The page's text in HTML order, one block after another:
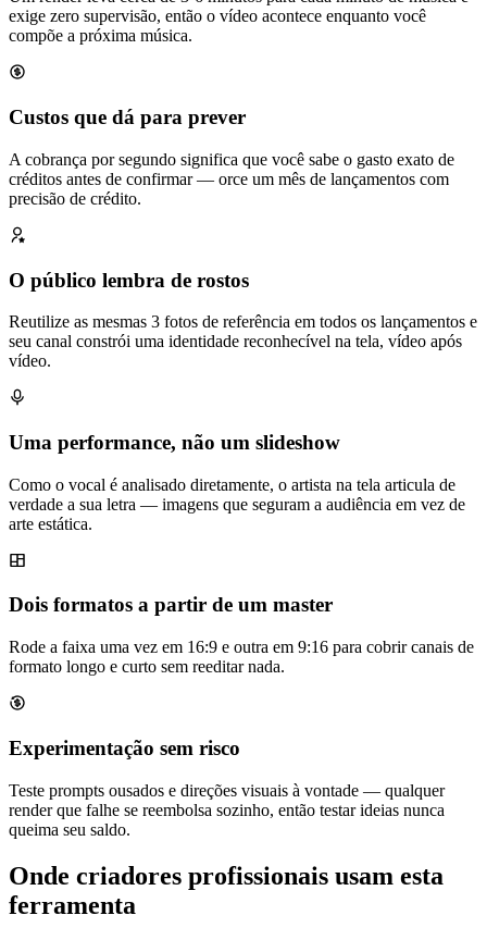
exige zero supervisão, então o vídeo acontece enquanto você
compõe a próxima música.
Custos que dá para prever
A cobrança por segundo significa que você sabe o gasto exato de
créditos antes de confirmar — orce um mês de lançamentos com
precisão de crédito.
O público lembra de rostos
Reutilize as mesmas 3 fotos de referência em todos os lançamentos e
seu canal constrói uma identidade reconhecível na tela, vídeo após
vídeo.
Uma performance, não um slideshow
Como o vocal é analisado diretamente, o artista na tela articula de
verdade a sua letra — imagens que seguram a audiência em vez de
arte estática.
Dois formatos a partir de um master
Rode a faixa uma vez em 16:9 e outra em 9:16 para cobrir canais de
formato longo e curto sem reeditar nada.
Experimentação sem risco
Teste prompts ousados e direções visuais à vontade — qualquer
render que falhe se reembolsa sozinho, então testar ideias nunca
queima seu saldo.
Onde criadores profissionais usam esta
ferramenta